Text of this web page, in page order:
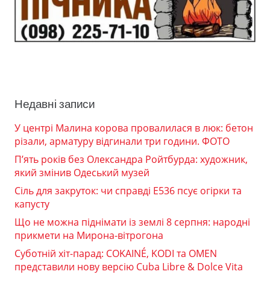
Недавні записи
У центрі Малина корова провалилася в люк: бетон
різали, арматуру відгинали три години. ФОТО
П’ять років без Олександра Ройтбурда: художник,
який змінив Одеський музей
Сіль для закруток: чи справді Е536 псує огірки та
капусту
Що не можна піднімати із землі 8 серпня: народні
прикмети на Мирона-вітрогона
Суботній хіт-парад: COKAINÉ, KODI та OMEN
представили нову версію Cuba Libre & Dolce Vita